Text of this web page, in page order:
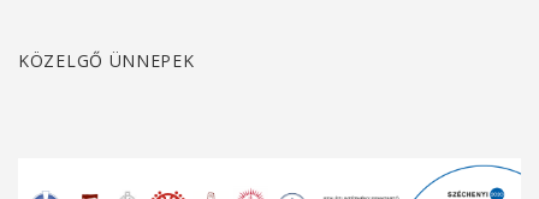
KÖZELGŐ ÜNNEPEK